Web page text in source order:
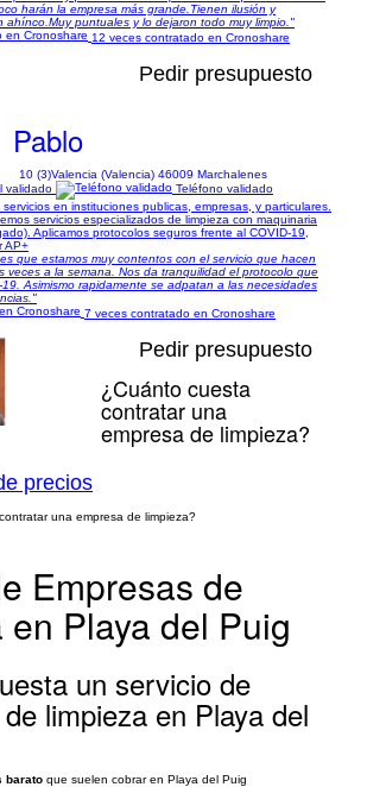
harán la empresa más grande.Tienen ilusión y
ahínco.Muy puntuales y lo dejaron todo muy limpio."
12 veces contratado en Cronoshare
Pedir presupuesto
Pablo
10 (3)Valencia (Valencia) 46009 Marchalenes
validado
Teléfono validado
en instituciones publicas, empresas, y particulares.
servicios especializados de limpieza con maquinaria
Aplicamos protocolos seguros frente al COVID-19,
AP+
que estamos muy contentos con el servicio que hacen
veces a la semana. Nos da tranquilidad el protocolo que
Asimismo rapidamente se adpatan a las necesidades
7 veces contratado en Cronoshare
Pedir presupuesto
¿Cuánto cuesta
contratar una
empresa de limpieza?
precios
Empresas de
en Playa del Puig
un servicio de
limpieza en Playa del
barato que suelen cobrar en Playa del Puig